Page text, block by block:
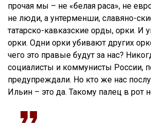
прочая мы – не «белая раса», не
не люди, а унтерменши, славяно-
татарско-кавказские орды, орки. И
орки. Одни орки убивают других
чего это правые будут за нас?
социалисты и коммунисты России,
предупреждали. Но кто же нас
Ильин – это да. Такому палец в рот